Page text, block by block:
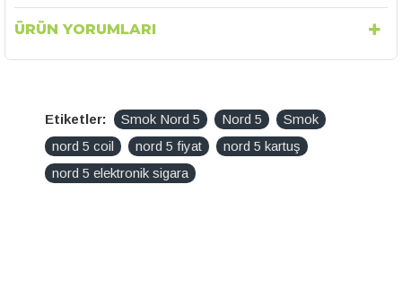
ÜRÜN YORUMLARI
Etiketler: Smok Nord 5 Nord 5
Smok
nord 5 coil
nord 5 fiyat
nord 5 kartuş
nord 5 elektronik sigara